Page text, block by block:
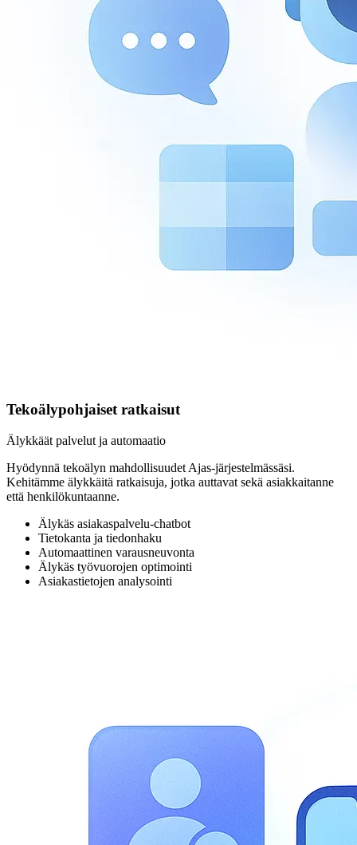
Tekoälypohjaiset ratkaisut
Älykkäät palvelut ja automaatio
Hyödynnä tekoälyn mahdollisuudet Ajas-järjestelmässäsi.
Kehitämme älykkäitä ratkaisuja, jotka auttavat sekä asiakkaitanne
että henkilökuntaanne.
Älykäs asiakaspalvelu-chatbot
Tietokanta ja tiedonhaku
Automaattinen varausneuvonta
Älykäs työvuorojen optimointi
Asiakastietojen analysointi